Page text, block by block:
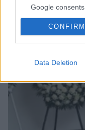
Google consents
CONFIRM
Data Deletion